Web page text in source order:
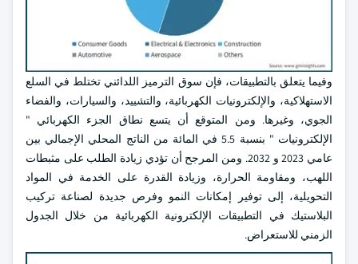
وفيما يتعلق بالتطبيقات، فإن سوق الترميز اللدائني تختلط في السلع
الاستهلاكية، والإلكترونيات الكهربائية، والتشييد، والسيارات، والفضاء
الجوي، وغيرها. ومن المتوقع أن يتسع نطاق الجزء الكهربائي "
الإلكترونيات " بنسبة 5.5 في المائة من الناتج المحلي الإجمالي بين
عامي 2023 و 2032. ومن المرجح أن تؤدي زيادة الطلب على مثبطات
اللهب، ومقاومة الحرارة، وزيادة القدرة على الخدمة في المواد
التحويلية، إلى توفير إمكانات النمو وفرص جديدة لصناعة تركيب
البلاستيك في التطبيقات الإلكترونية الكهربائية من خلال الجدول
الزمني للاستعراض.